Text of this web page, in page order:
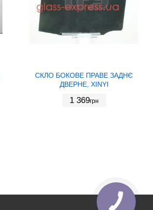
СКЛО БОКОВЕ ПРАВЕ ЗАДНЄ
ДВЕРНЕ, XINYI
1 369грн